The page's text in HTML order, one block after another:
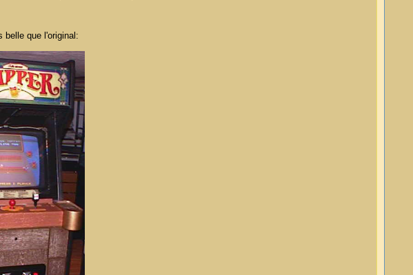
belle que l'original: